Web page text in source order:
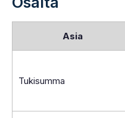
Asia
Tukisumma